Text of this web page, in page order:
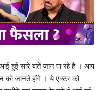
हुई सारे बातें जान पा रहे हैं । आप
को जानते होंगे । ये एक्टर को